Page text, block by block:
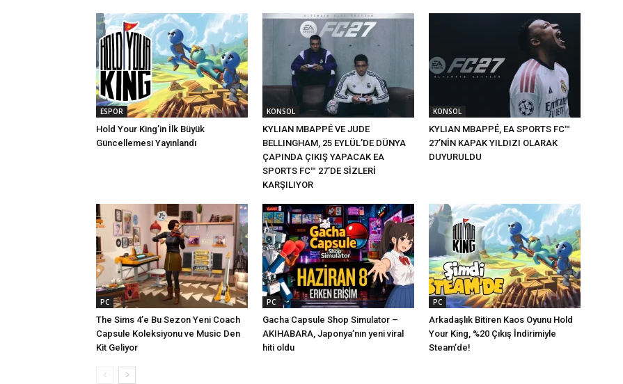
ESPOR
Hold Your King’in İlk Büyük
Güncellemesi Yayınlandı
KONSOL
KYLIAN MBAPPÉ VE JUDE
BELLINGHAM, 25 EYLÜL’DE DÜNYA
ÇAPINDA ÇIKIŞ YAPACAK EA
SPORTS FC™ 27’DE SİZLERİ
KARŞILIYOR
KONSOL
KYLIAN MBAPPÉ, EA SPORTS FC™
27’NİN KAPAK YILDIZI OLARAK
DUYURULDU
PC
The Sims 4’e Bu Sezon Yeni Coach
Capsule Koleksiyonu ve Music Den
Kit Geliyor
PC
Gacha Capsule Shop Simulator –
AKIHABARA, Japonya’nın yeni viral
hiti oldu
PC
Arkadaşlık Bitiren Kaos Oyunu Hold
Your King, %20 Çıkış İndirimiyle
Steam’de!